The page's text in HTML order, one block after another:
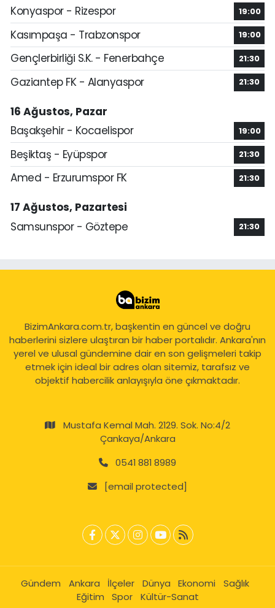
Konyaspor - Rizespor
19:00
Kasımpaşa - Trabzonspor 19:00
Gençlerbirliği S.K. - Fenerbahçe 21:30
Gaziantep FK - Alanyaspor 21:30
16 Ağustos, Pazar
Başakşehir - Kocaelispor
19:00
Beşiktaş - Eyüpspor 21:30
Amed - Erzurumspor FK 21:30
17 Ağustos, Pazartesi
Samsunspor - Göztepe
21:30
BizimAnkara.com.tr, başkentin en güncel ve doğru
haberlerini sizlere ulaştıran bir haber portalıdır. Ankara'nın
yerel ve ulusal gündemine dair en son gelişmeleri takip
etmek için ideal bir adres olan sitemiz, tarafsız ve
objektif habercilik anlayışıyla öne çıkmaktadır.
Mustafa Kemal Mah. 2129. Sok. No:4/2
Çankaya/Ankara
0541 881 8989
[email protected]
Gündem Ankara İlçeler Dünya Ekonomi
Sağlık
Eğitim
Spor Kültür-Sanat